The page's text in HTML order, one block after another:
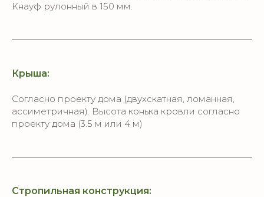
Кнауф рулонный в 150 мм.
Крыша:
Согласно проекту дома (двухскатная, ломанная,
ассиметричная). Высота конька кровли согласно
проекту дома (3.5 м или 4 м)
Стропильная конструкция: